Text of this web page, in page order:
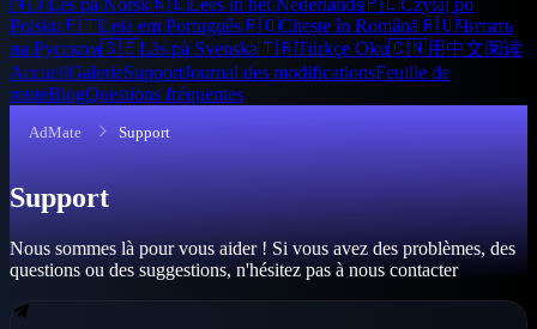
🇳🇴Les på Norsk🇳🇱Lees in het Nederlands🇵🇱Czytaj po
Polsku🇵🇹Leia em Português🇷🇴Citește în Română🇷🇺Читать
на Русском🇸🇪Läs på Svenska🇹🇷Türkçe Oku🇨🇳用中文阅读
AccueilGalerieSupportJournal des modificationsFeuille de
routeBlogQuestions fréquentes
AdMate Support
Support
Nous sommes là pour vous aider ! Si vous avez des problèmes, des
questions ou des suggestions, n'hésitez pas à nous contacter